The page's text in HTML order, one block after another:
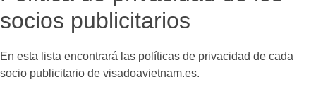
socios publicitarios
En esta lista encontrará las políticas de privacidad de cada
socio publicitario de visadoavietnam.es.